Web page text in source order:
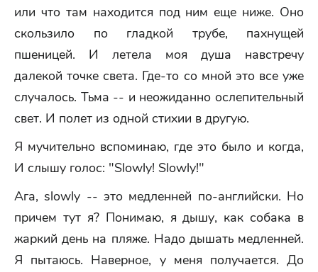
или что там находится под ним еще ниже. Оно
скользило по гладкой трубе, пахнущей
пшеницей. И летела моя душа навстречу
далекой точке света. Где-то со мной это все уже
случалось. Тьма -- и неожиданно ослепительный
свет. И полет из одной стихии в другую.
Я мучительно вспоминаю, где это было и когда,
И слышу голос: "Slowly! Slowly!"
Ага, slowly -- это медленней по-английски. Но
причем тут я? Понимаю, я дышу, как собака в
жаркий день на пляже. Надо дышать медленней.
Я пытаюсь. Наверное, у меня получается. До